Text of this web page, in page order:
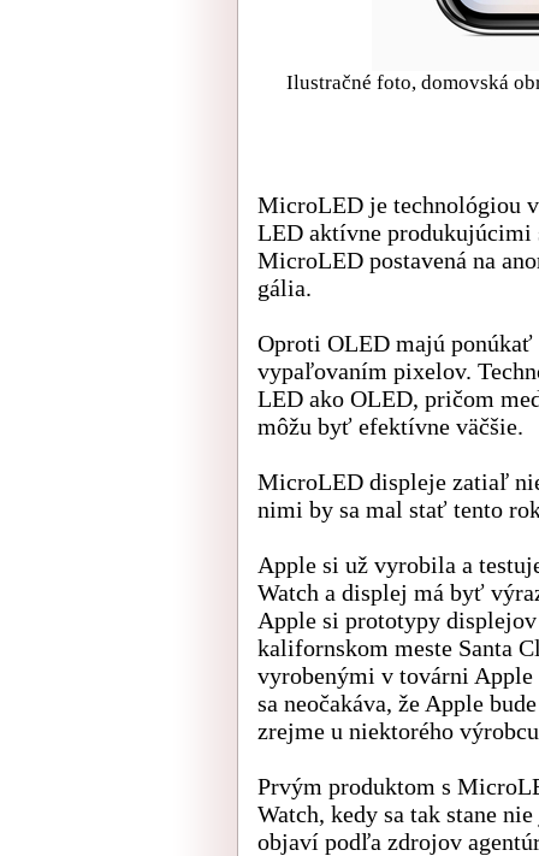
Ilustračné foto, domovská
MicroLED je technológiou
LED aktívne produkujúcimi
MicroLED postavená na
gália.
Oproti OLED majú ponúkať
vypaľovaním pixelov.
LED ako OLED, pričom
môžu byť efektívne väčšie.
MicroLED displeje zatiaľ
nimi by sa mal stať tento
Apple si už vyrobila a
Watch a displej má byť
Apple si prototypy
kalifornskom meste Santa
vyrobenými v továrni Apple
sa neočakáva, že Apple
zrejme u niektorého
Prvým produktom s
Watch, kedy sa tak stane
objaví podľa zdrojov